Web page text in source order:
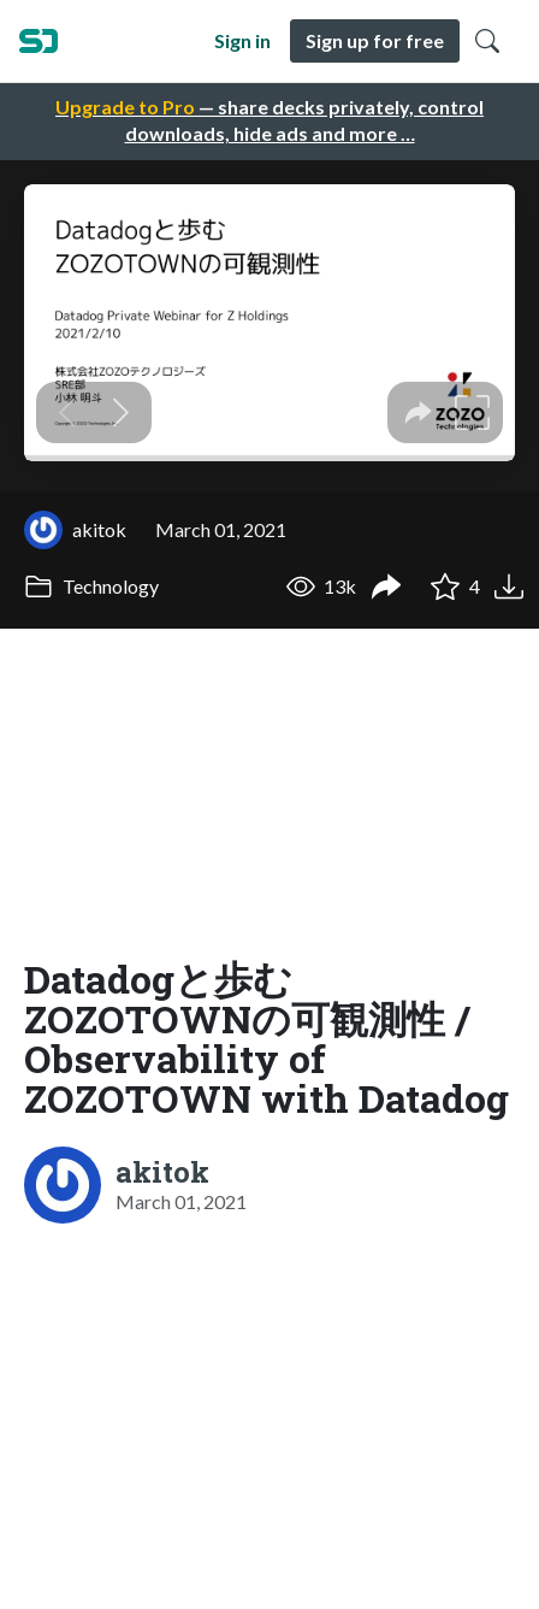
Upgrade to Pro — share decks privately, control
downloads, hide ads and more …
Sign in Sign up for free
akitok March 01, 2021
Technology 13k 4
Datadogと歩む
ZOZOTOWNの可観測性 /
Observability of
ZOZOTOWN with Datadog
akitok
March 01, 2021